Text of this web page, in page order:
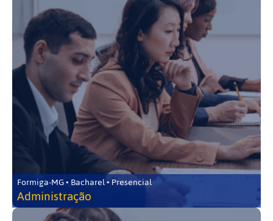
Formiga-MG • Bacharel • Presencial
Administração